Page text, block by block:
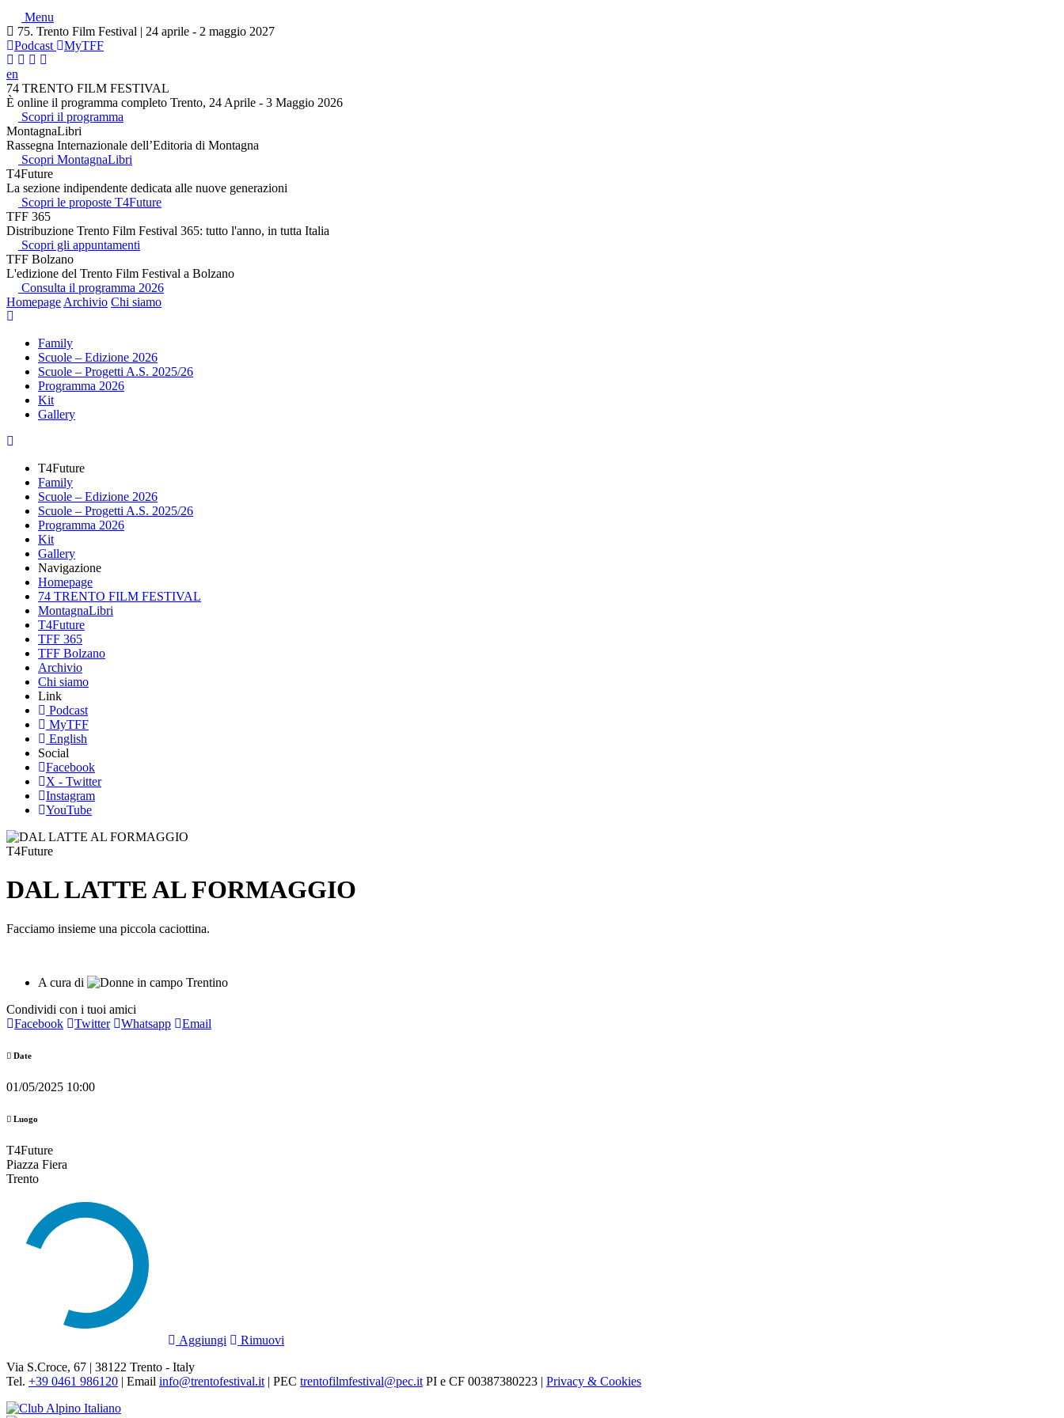
Menu
75. Trento Film Festival | 24 aprile - 2 maggio 2027
Podcast
MyTFF
en
74 TRENTO FILM FESTIVAL
È online il programma completo Trento, 24 Aprile - 3 Maggio 2026
Scopri il programma
MontagnaLibri
Rassegna Internazionale dell’Editoria di Montagna
Scopri MontagnaLibri
T4Future
La sezione indipendente dedicata alle nuove generazioni
Scopri le proposte T4Future
TFF 365
Distribuzione Trento Film Festival 365: tutto l'anno, in tutta Italia
Scopri gli appuntamenti
TFF Bolzano
L'edizione del Trento Film Festival a Bolzano
Consulta il programma 2026
Homepage Archivio Chi siamo
Family
Scuole – Edizione 2026
Scuole – Progetti A.S. 2025/26
Programma 2026
Kit
Gallery
T4Future
Family
Scuole – Edizione 2026
Scuole – Progetti A.S. 2025/26
Programma 2026
Kit
Gallery
Navigazione
Homepage
74 TRENTO FILM FESTIVAL
MontagnaLibri
T4Future
TFF 365
TFF Bolzano
Archivio
Chi siamo
Link
Podcast
MyTFF
English
Social
Facebook
X - Twitter
Instagram
YouTube
T4Future
DAL LATTE AL FORMAGGIO
Facciamo insieme una piccola caciottina.
A cura di
Condividi con i tuoi amici
Facebook
Twitter Whatsapp Email
Date
01/05/2025 10:00
Luogo
T4Future
Piazza Fiera
Trento
Aggiungi
Rimuovi
Via S.Croce, 67 | 38122 Trento - Italy
Tel. +39 0461 986120 | Email info@trentofestival.it | PEC trentofilmfestival@pec.it PI e CF 00387380223 | Privacy & Cookies